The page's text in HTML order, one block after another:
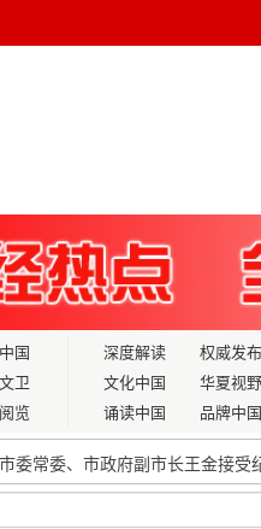
国
卫
览
深度解读
权威发布
文化中国
华夏视野
诵读中国
品牌中国
（福州）文化节开幕